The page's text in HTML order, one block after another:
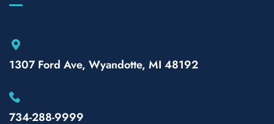
1307 Ford Ave, Wyandotte, MI 48192
734-288-9999